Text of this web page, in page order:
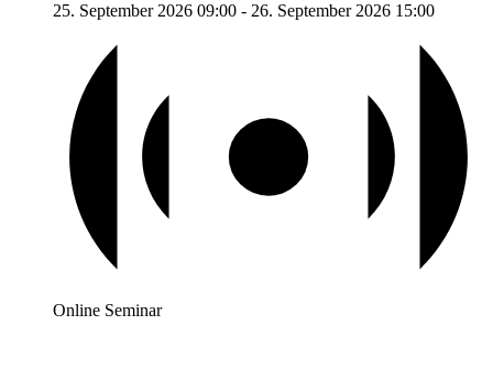
25. September 2026 09:00 - 26. September 2026 15:00
Online Seminar